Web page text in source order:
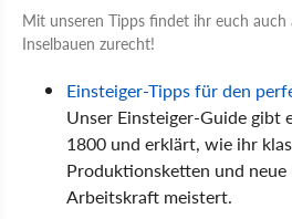
Mit unseren Tipps findet ihr euch auch
Inselbauen zurecht!
Einsteiger-Tipps für den
Unser Einsteiger-Guide gibt
1800 und erklärt, wie ihr
Produktionsketten und
Arbeitskraft meistert.